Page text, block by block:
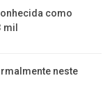
como
mil
neste